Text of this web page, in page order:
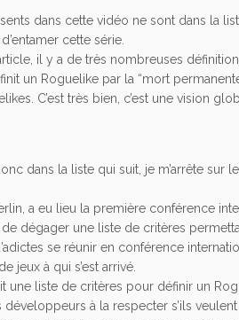
dans cette vidéo ne sont dans la
cette série.
il y a de très nombreuses
un Roguelike par la “mort
C’est très bien, c’est une vision
dans la liste qui suit, je m’arrête sur
a eu lieu la première conférence
dégager une liste de critères
se réunir en conférence
jeux à qui s’est arrivé.
une liste de critères pour définir un
à la respecter s’ils